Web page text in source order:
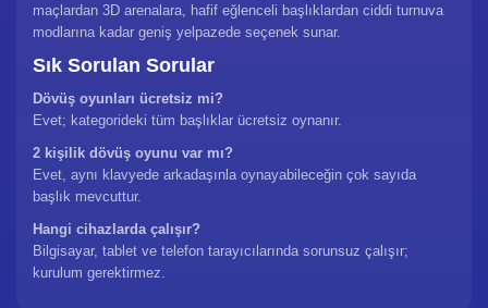
maçlardan 3D arenalara, hafif eğlenceli başlıklardan ciddi turnuva
modlarına kadar geniş yelpazede seçenek sunar.
Sık Sorulan Sorular
Dövüş oyunları ücretsiz mi?
Evet; kategorideki tüm başlıklar ücretsiz oynanır.
2 kişilik dövüş oyunu var mı?
Evet, aynı klavyede arkadaşınla oynayabileceğin çok sayıda
başlık mevcuttur.
Hangi cihazlarda çalışır?
Bilgisayar, tablet ve telefon tarayıcılarında sorunsuz çalışır;
kurulum gerektirmez.